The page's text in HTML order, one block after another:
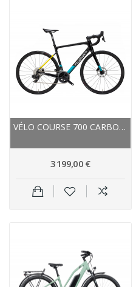
VÉLO COURSE 700 CARBON - WILIER 2024 GARDA DISC...
3 199,00 €